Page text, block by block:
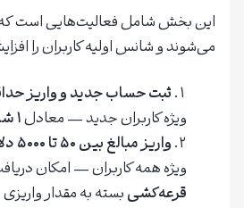
این بخش شامل فعالیت‌هایی است که
می‌شوند و شانس اولیه کاربران را
ثبت حساب جدید و واریز حداقل ۳۰
ویژه کاربران جدید — معادل۱ شانس قرعه‌کشی
واریز مبالغ بین ۵۰ تا ۵۰۰۰ دلار
ویژه همه کاربران — امکان
قرعه‌کشیبسته به مقدار واریزی